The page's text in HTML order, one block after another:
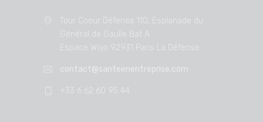
Tour Coeur Défense 110, Esplanade du
Général de Gaulle Bat A
Espace Wojo 92931 Paris La Défense
contact@santeenentreprise.com
+33 6 62 60 95 44